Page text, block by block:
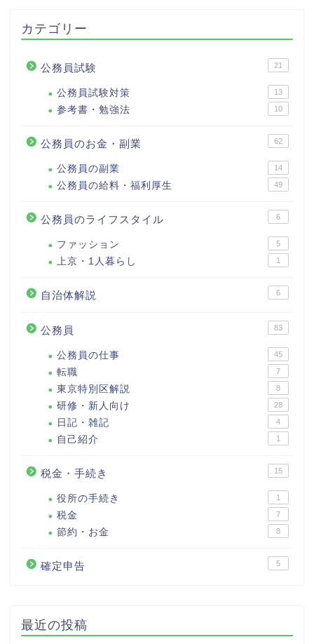
カテゴリー
公務員試験 21
公務員試験対策 13
参考書・勉強法 10
公務員のお金・副業 62
公務員の副業 14
公務員の給料・福利厚生 49
公務員のライフスタイル 6
ファッション 5
上京・1人暮らし 1
自治体解説 6
公務員 83
公務員の仕事 45
転職 7
東京特別区解説 8
研修・新人向け 28
日記・雑記 4
自己紹介 1
税金・手続き 15
役所の手続き 1
税金 7
節約・お金 8
確定申告 5
最近の投稿